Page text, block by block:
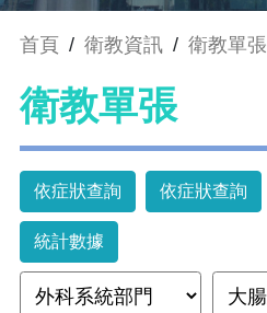
首頁 / 衛教資訊 / 衛教單張
衛教單張
依症狀查詢 依症狀查詢
統計數據